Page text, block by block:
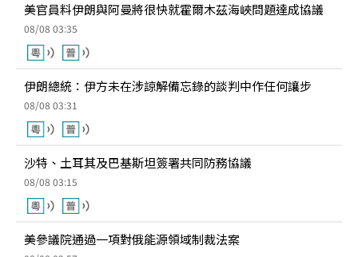
美官員料伊朗與阿曼將很快就霍爾木茲海峽問題達成協議
08/08 03:35
伊朗總統：伊方未在涉諒解備忘錄的談判中作任何讓步
08/08 03:31
沙特、土耳其及巴基斯坦簽署共同防務協議
08/08 03:15
美參議院通過一項對俄能源領域制裁法案